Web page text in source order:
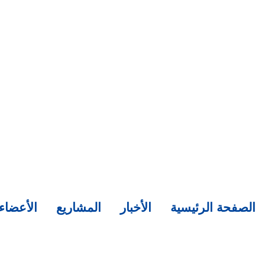
الصفحة الرئيسية الأخبار المشاريع